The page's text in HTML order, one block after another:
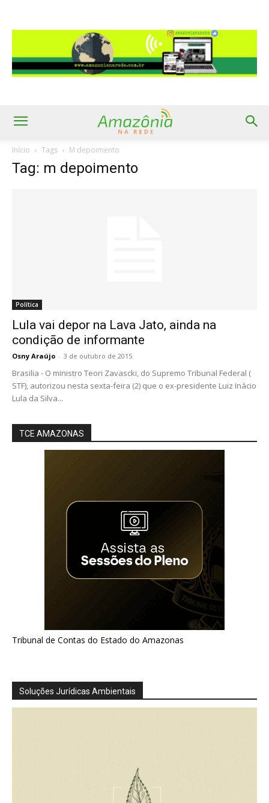
Início Tags M depoimento
Tag: m depoimento
Política
Lula vai depor na Lava Jato, ainda na
condição de informante
Osny Araújo - 3 de outubro de 2015
Brasilia - O ministro Teori Zavascki, do Supremo Tribunal Federal (
STF), autorizou nesta sexta-feira (2) que o ex-presidente Luiz Inácio
Lula da Silva...
TCE AMAZONAS
Tribunal de Contas do Estado do Amazonas
Soluções Jurídicas Ambientais